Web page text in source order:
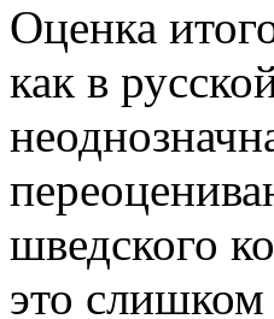
Оценка
как в
шведского
это